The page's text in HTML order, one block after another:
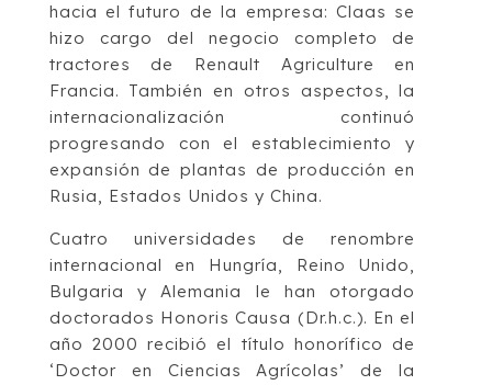
hacia el futuro de la empresa: Claas se
hizo cargo del negocio completo de
tractores de Renault Agriculture en
Francia. También en otros aspectos, la
internacionalización continuó
progresando con el establecimiento y
expansión de plantas de producción en
Rusia, Estados Unidos y China.
Cuatro universidades de renombre
internacional en Hungría, Reino Unido,
Bulgaria y Alemania le han otorgado
doctorados Honoris Causa (Dr.h.c.). En el
año 2000 recibió el título honorífico de
‘Doctor en Ciencias Agrícolas’ de la